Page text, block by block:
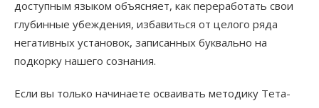
доступным языком объясняет, как переработать свои
глубинные убеждения, избавиться от целого ряда
негативных установок, записанных буквально на
подкорку нашего сознания.
Если вы только начинаете осваивать методику Тета-